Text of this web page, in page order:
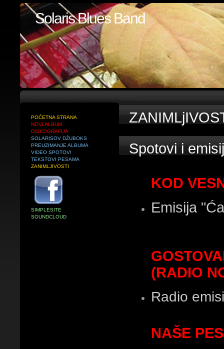
Solaris Blues Band
POČETNA STRANA
NOVI ALBUM
DISKOGRAFIJA
SOLARISOV DŽUBOKS
PREUZIMANJE ALBUMA
VIDEO SPOTOVI
TEKSTOVI PESAMA
ZANIMLJIVOSTI
SIMPLESITE
SOUNDCLOUD
Spotovi i
KOD
Emisija
(RADIO
Radio
NAŠE